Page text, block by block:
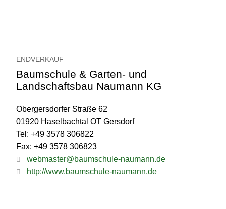
ENDVERKAUF
Baumschule & Garten- und
Landschaftsbau Naumann KG
Obergersdorfer Straße 62
01920 Haselbachtal OT Gersdorf
Tel: +49 3578 306822
Fax: +49 3578 306823
webmaster@baumschule-naumann.de
http://www.baumschule-naumann.de